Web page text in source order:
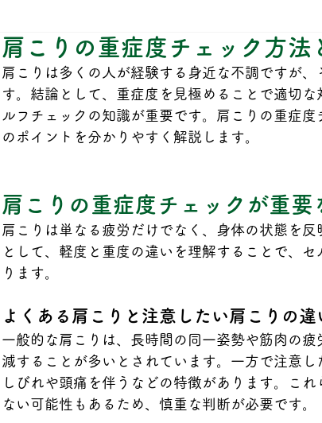
肩こりの重症度チェック方
肩こりは多くの人が経験する身近な不調ですが
す。結論として、重症度を見極めることで適切
ルフチェックの知識が重要です。肩こりの重症
のポイントを分かりやすく解説します。
肩こりの重症度チェックが重要
肩こりは単なる疲労だけでなく、身体の状態を
として、軽度と重度の違いを理解することで、
ります。
よくある肩こりと注意したい肩こりの違
一般的な肩こりは、長時間の同一姿勢や筋肉の
減することが多いとされています。一方で注意
しびれや頭痛を伴うなどの特徴があります。こ
ない可能性もあるため、慎重な判断が必要です。